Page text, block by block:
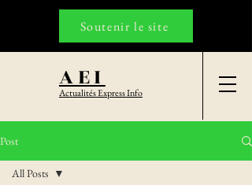
AEI
Actualités Express Info
Soutenir le site
Post
All Posts